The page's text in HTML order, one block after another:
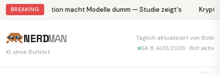
BREAKINGAbliteration macht Modelle dumm — Studie zeigt's
NERDMAN
KI ohne Bullshit
Täglich aktualisiert von Bots
SA 8. AUG 2026 · Bot aktiv